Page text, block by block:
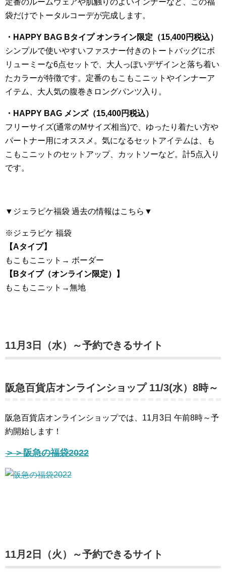
袋だけでトータルコーデが完成します。
・HAPPY BAG Bタイプ オンライン限定（15,400円税込）
シンプルで使いやすいファスナー付きのトートバッグにボ
リューミーな6点セットで、大人っぽいデザインと落ち着い
たカラーが特徴です。定番のもこもこニットやインナーア
イテム、大人気の腹巻きロングパンツ入り。
・HAPPY BAG メンズ（15,400円税込）
フリーサイズ(通常のMサイズ相当)で、ゆったり着たい方や
パートナー用にオススメ。気になるセットアイテムは、も
こもこニットのセットアップ、カットソーなど。計5点入り
です。
▼ジェラピケ福袋 過去の情報はこちら▼
※ジェラピケ 福袋
【Aタイプ】
もこもこニット→ ボーダー
【Bタイプ（オンライン限定）】
もこもこニット→無地
11月3日（水）～予約できるサイト
阪急百貨店オンラインショップ 11/3(水）8時～
阪急百貨店オンラインショップでは、11月3日 午前8時～予
約開始します！
＞＞阪急の福袋2022
11月2日（火）～予約できるサイト